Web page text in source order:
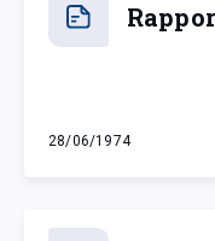
28/06/1974
vendredi 28 juin